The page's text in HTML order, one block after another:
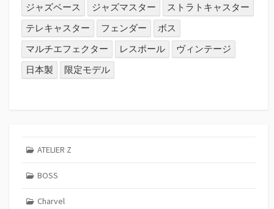
ジャズベース
ジャズマスター
ストラトキャスター
テレキャスター
フェンダー
ボス
マルチエフェクター
レスポール
ヴィンテージ
日本製
限定モデル
ATELIER Z
BOSS
Charvel